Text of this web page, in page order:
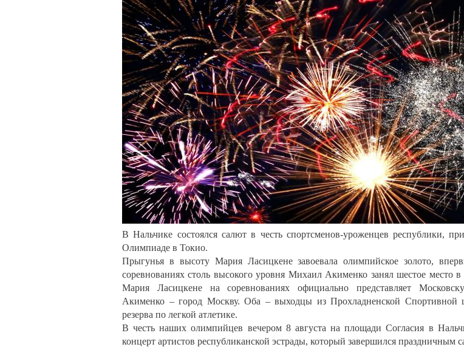
В Нальчике состоялся салют в честь спортсменов-уроженцев республики,
Олимпиаде в Токио.
Прыгунья в высоту Мария Ласицкене завоевала олимпийское золото,
соревнованиях столь высокого уровня Михаил Акименко занял шестое место
Мария Ласицкене на соревнованиях официально представляет
Акименко – город Москву. Оба – выходцы из Прохладненской Спортивной
резерва по легкой атлетике.
В честь наших олимпийцев вечером 8 августа на площади Согласия в
концерт артистов республиканской эстрады, который завершился праздничным